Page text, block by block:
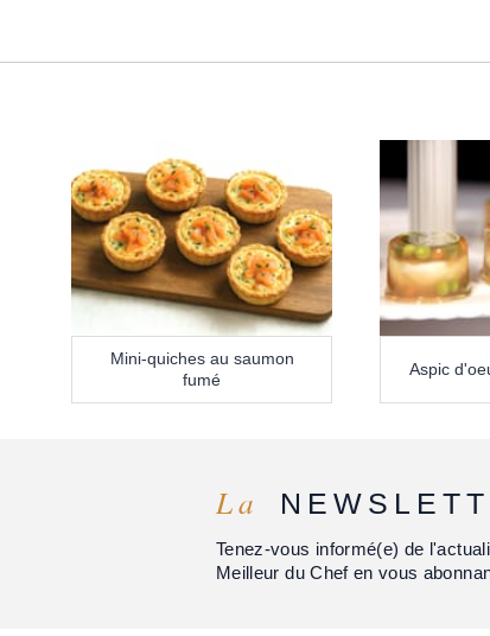
Mini-quiches au saumon
fumé
Aspic
La
Tenez-vous informé(e) de
Meilleur du Chef en vous